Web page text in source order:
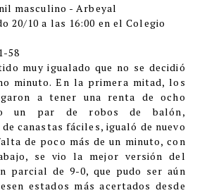
masculino - Arbeyal
20/10 a las 16:00 en el Colegio
58
muy igualado que no se decidió
minuto. En la primera mitad, los
a tener una renta de ocho
un par de robos de balón,
canastas fáciles, igualó de nuevo
de poco más de un minuto, con
se vio la mejor versión del
parcial de 9-0, que pudo ser aún
estados más acertados desde